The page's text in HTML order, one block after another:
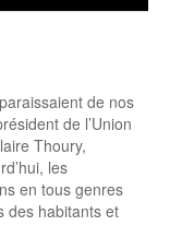
de nos
de l’Union
Thoury,
les
en tous genres
des habitants et